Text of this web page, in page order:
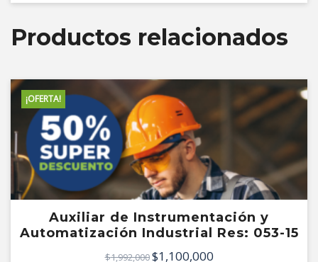
Productos relacionados
¡OFERTA!
Auxiliar de Instrumentación y
Automatización Industrial Res: 053-15
$1,992,000El
$1,100,000El